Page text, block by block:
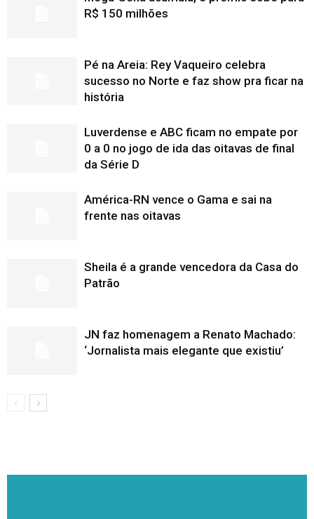
R$ 150 milhões
Pé na Areia: Rey Vaqueiro celebra
sucesso no Norte e faz show pra ficar na
história
Luverdense e ABC ficam no empate por
0 a 0 no jogo de ida das oitavas de final
da Série D
América-RN vence o Gama e sai na
frente nas oitavas
Sheila é a grande vencedora da Casa do
Patrão
JN faz homenagem a Renato Machado:
‘Jornalista mais elegante que existiu’